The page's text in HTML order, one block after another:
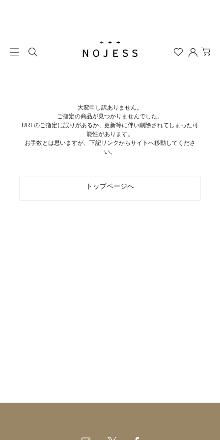
大変申し訳ありません。
ご指定の商品が見つかりませんでした。
URLのご指定に誤りがあるか、更新等に伴い削除されてしまった可
能性があります。
お手数とは思いますが、下記リンクからサイトへ移動してくださ
い。
トップページへ